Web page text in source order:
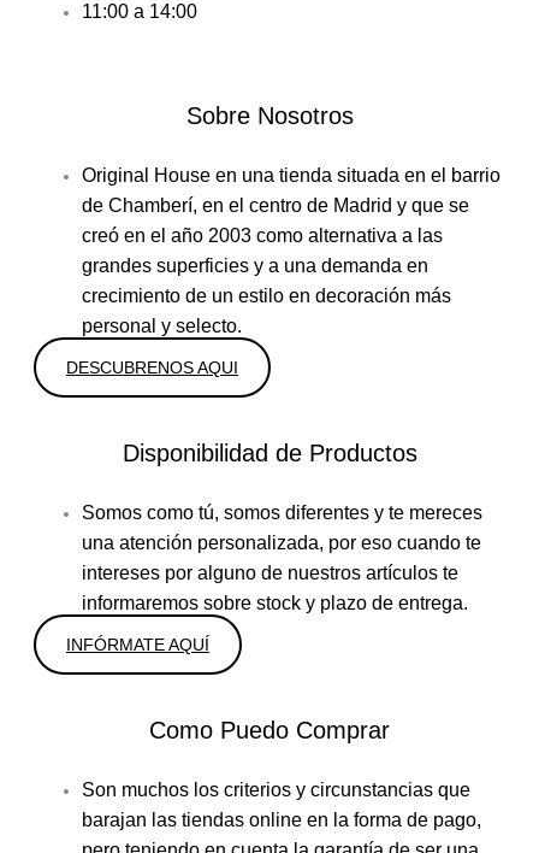
11:00 a 14:00
Sobre Nosotros
Original House en una tienda situada en el barrio
de Chamberí, en el centro de Madrid y que se
creó en el año 2003 como alternativa a las
grandes superficies y a una demanda en
crecimiento de un estilo en decoración más
personal y selecto.
DESCUBRENOS AQUI
Disponibilidad de Productos
Somos como tú, somos diferentes y te mereces
una atención personalizada, por eso cuando te
intereses por alguno de nuestros artículos te
informaremos sobre stock y plazo de entrega.
INFÓRMATE AQUÍ
Como Puedo Comprar
Son muchos los criterios y circunstancias que
barajan las tiendas online en la forma de pago,